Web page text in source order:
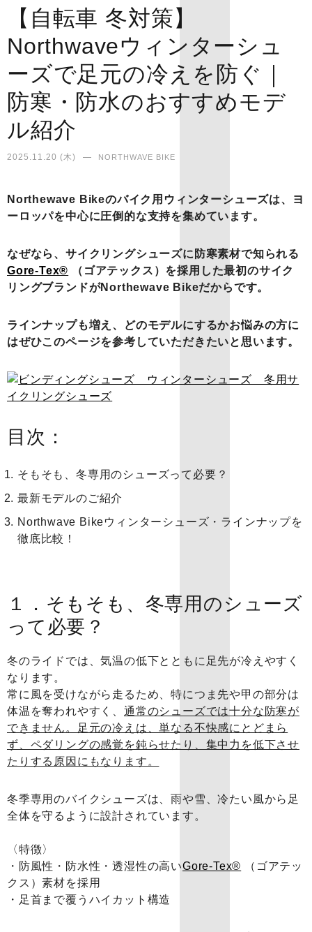
【自転車 冬対策】
Northwaveウィンターシュ
ーズで足元の冷えを防ぐ｜
防寒・防水のおすすめモデ
ル紹介
2025.11.20 (木) NORTHWAVE BIKE
Northewave Bikeのバイク用ウィンターシューズは、ヨ
ーロッパを中心に圧倒的な支持を集めています。
なぜなら、サイクリングシューズに防寒素材で知られる
Gore-Tex® （ゴアテックス）を採用した最初のサイク
リングブランドがNorthewave Bikeだからです。
ラインナップも増え、どのモデルにするかお悩みの方に
はぜひこのページを参考していただきたいと思います。
目次：
そもそも、冬専用のシューズって必要？
最新モデルのご紹介
Northwave Bikeウィンターシューズ・ラインナップを
徹底比較！
１．そもそも、冬専用のシューズ
って必要？
冬のライドでは、気温の低下とともに足先が冷えやすく
なります。
常に風を受けながら走るため、特につま先や甲の部分は
体温を奪われやすく、 通常のシューズでは十分な防寒が
できません。足元の冷えは、単なる不快感にとどまら
ず、ペダリングの感覚を鈍らせたり、集中力を低下させ
たりする原因にもなります。
冬季専用のバイクシューズは、雨や雪、冷たい風から足
全体を守るように設計されています。
〈特徴〉
・防風性・防水性・透湿性の高いGore-Tex® （ゴアテッ
クス）素材を採用
・足首まで覆うハイカット構造